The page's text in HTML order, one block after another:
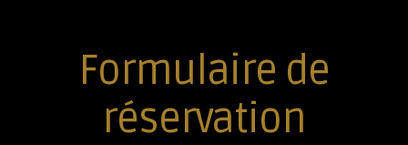
Formulaire de
réservation